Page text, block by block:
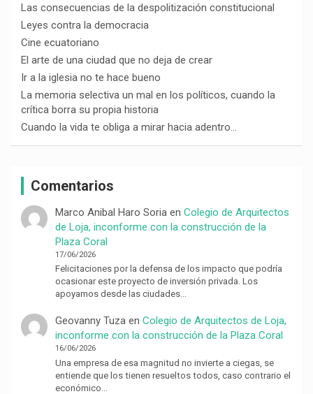
Las consecuencias de la despolitización constitucional
Leyes contra la democracia
Cine ecuatoriano
El arte de una ciudad que no deja de crear
Ir a la iglesia no te hace bueno
La memoria selectiva un mal en los políticos, cuando la
crítica borra su propia historia
Cuando la vida te obliga a mirar hacia adentro…
Comentarios
Marco Anibal Haro Soriaen Colegio de Arquitectos
de Loja, inconforme con la construcción de la
Plaza Coral
17/06/2026
Felicitaciones por la defensa de los impacto que podría
ocasionar este proyecto de inversión privada. Los
apoyamos desde las ciudades…
Geovanny Tuzaen Colegio de Arquitectos de Loja,
inconforme con la construcción de la Plaza Coral
16/06/2026
Una empresa de esa magnitud no invierte a ciegas, se
entiende que los tienen resueltos todos, caso contrario el
económico…